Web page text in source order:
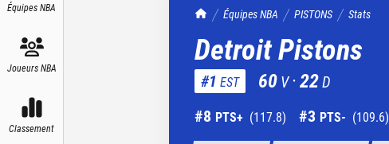
Équipes NBA
Joueurs NBA
Classement
TrashTalk Actu NBA
Équipes NBA PISTONS Stats
Detroit Pistons
#1 EST 60 V ·22D
#8 PTS+ (117.8) #3 PTS- (109.6)